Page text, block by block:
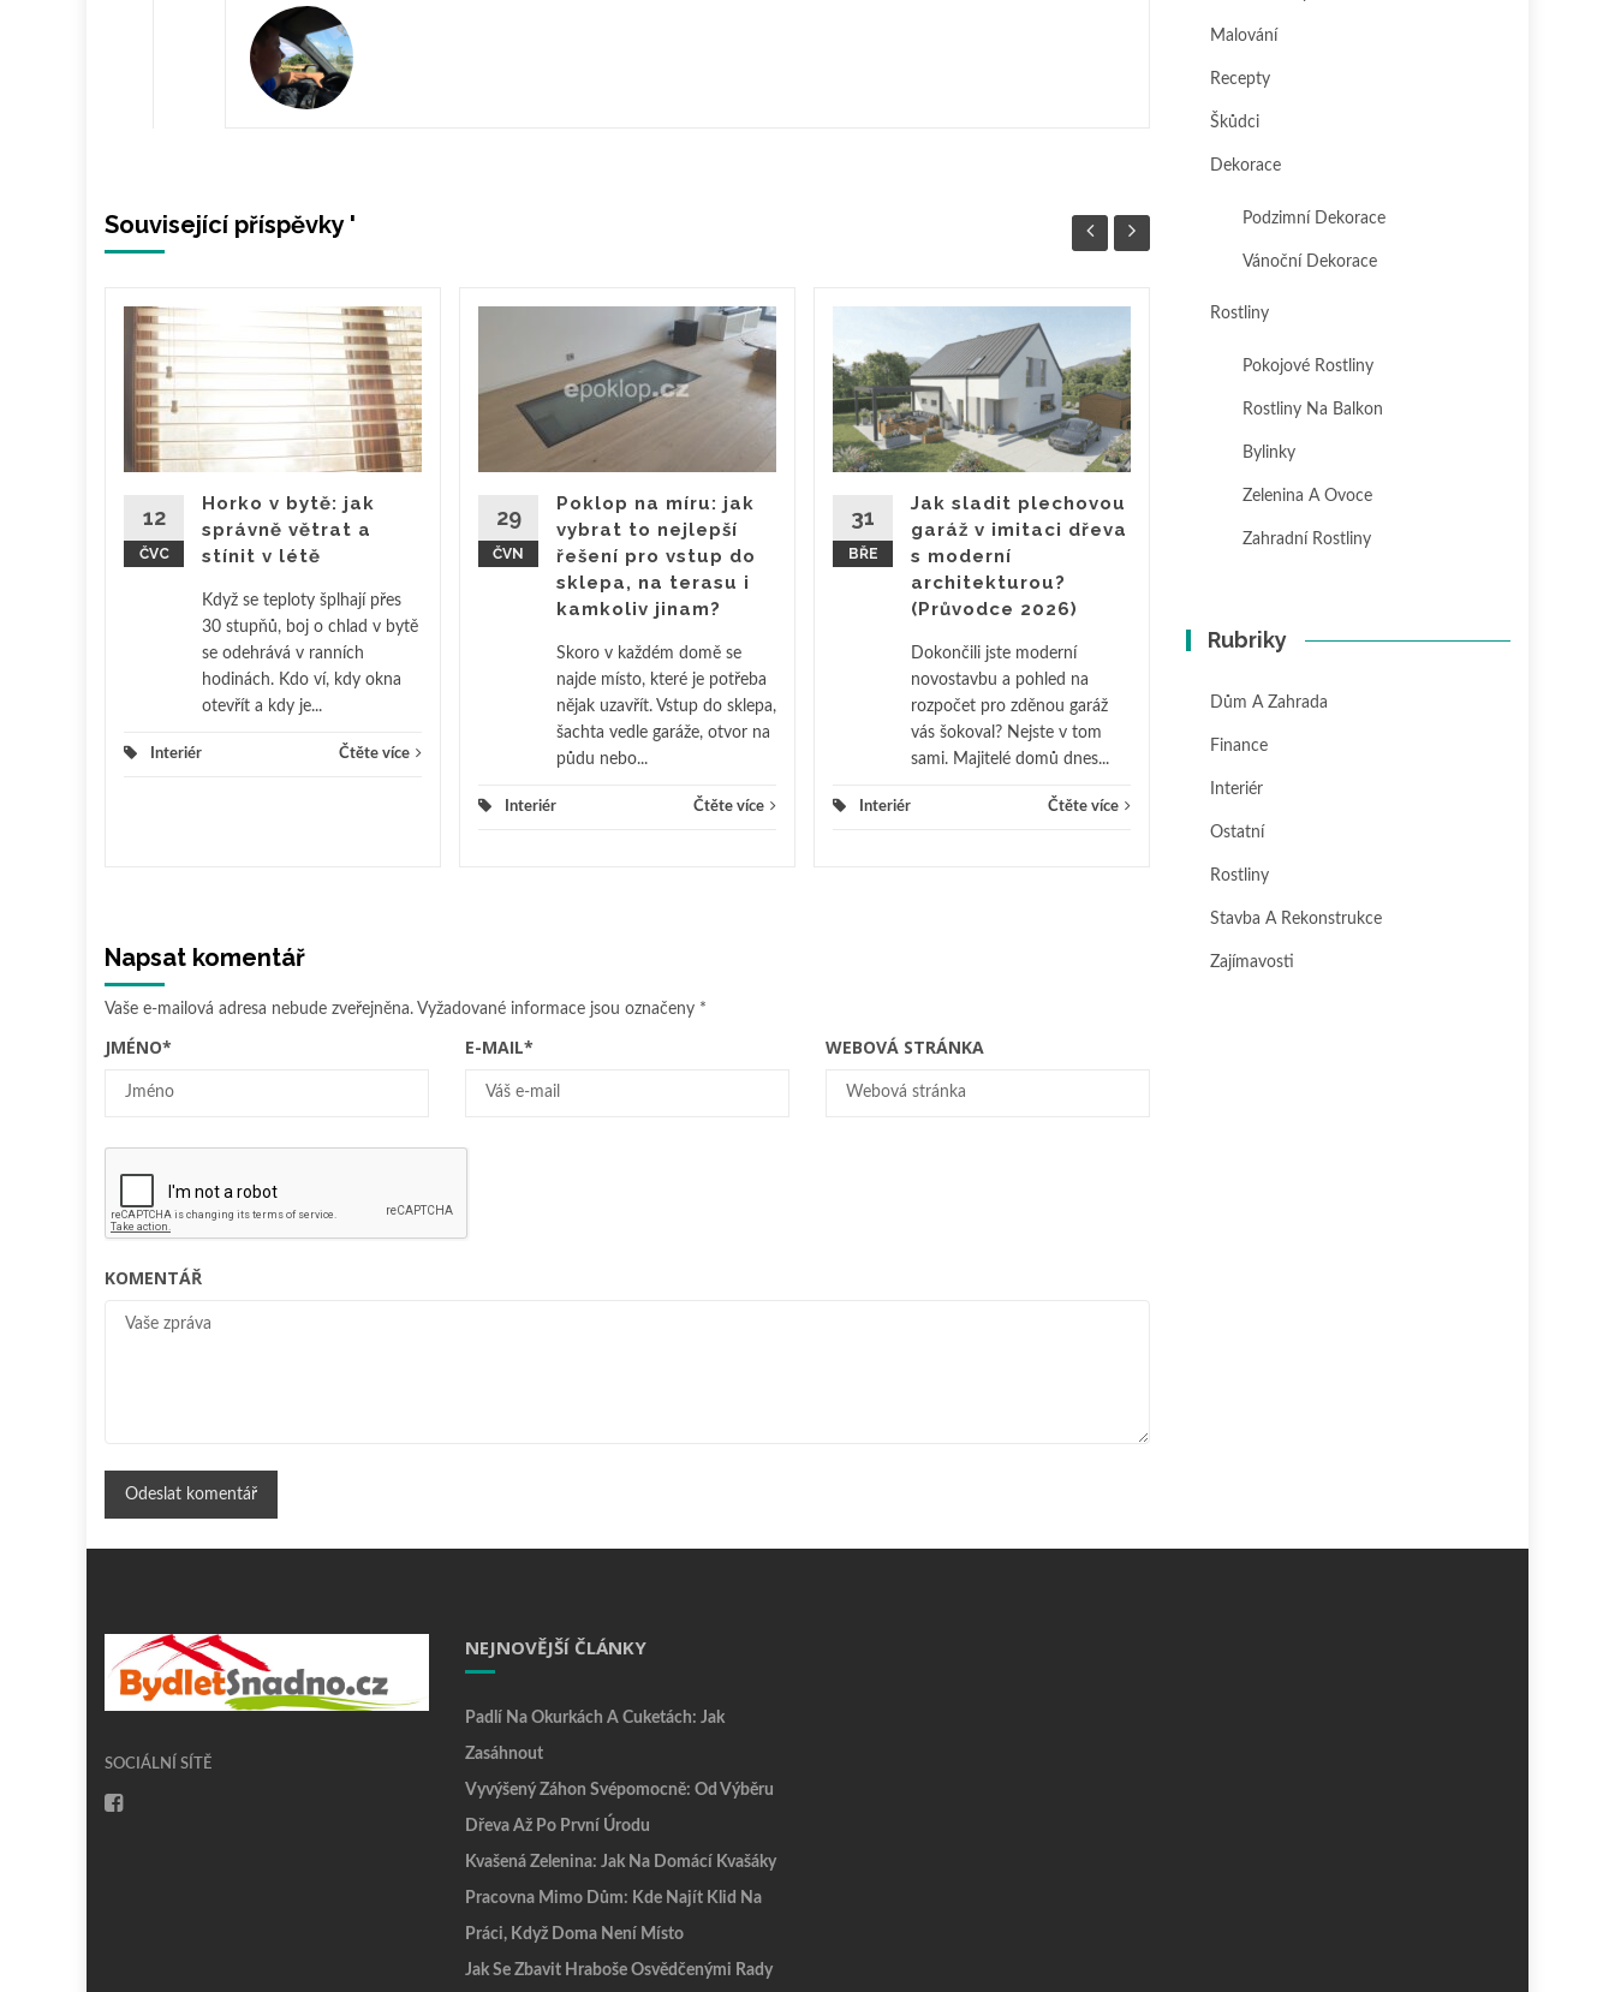
Související příspěvky '
12
ČVC
Horko v bytě: jak
správně větrat a
stínit v létě
Když se teploty šplhají přes
30 stupňů, boj o chlad v bytě
se odehrává v ranních
hodinách. Kdo ví, kdy okna
otevřít a kdy je...
Interiér Čtěte více
29
ČVN
Poklop na míru: jak
vybrat to nejlepší
řešení pro vstup do
sklepa, na terasu i
kamkoliv jinam?
Skoro v každém domě se
najde místo, které je potřeba
nějak uzavřít. Vstup do sklepa,
šachta vedle garáže, otvor na
půdu nebo...
Interiér Čtěte více
31
BŘE
Jak sladit plechovou
garáž v imitaci dřeva
s moderní
architekturou?
(Průvodce 2026)
Dokončili jste moderní
novostavbu a pohled na
rozpočet pro zděnou garáž
vás šokoval? Nejste v tom
sami. Majitelé domů dnes...
Interiér Čtěte více
interiéru:
útulnost v praxi
Skandinávský styl bydlení si
za poslední roky získal srdce
Jeho kouzlo spočívá v
Napsat komentář
Vaše e-mailová adresa nebude zveřejněna. Vyžadované informace jsou označeny *
JMÉNO* E-MAIL* WEBOVÁ STRÁNKA
KOMENTÁŘ
Malování
Recepty
Škůdci
Dekorace
Podzimní Dekorace
Vánoční Dekorace
Rostliny
Pokojové Rostliny
Rostliny Na Balkon
Bylinky
Zelenina A Ovoce
Zahradní Rostliny
Rubriky
Dům A Zahrada
Finance
Interiér
Ostatní
Rostliny
Stavba A Rekonstrukce
Zajímavosti
SOCIÁLNÍ SÍTĚ
NEJNOVĚJŠÍ ČLÁNKY
Padlí Na Okurkách A Cuketách: Jak
Zasáhnout
Vyvýšený Záhon Svépomocně: Od Výběru
Dřeva Až Po První Úrodu
Kvašená Zelenina: Jak Na Domácí Kvašáky
Pracovna Mimo Dům: Kde Najít Klid Na
Práci, Když Doma Není Místo
Jak Se Zbavit Hraboše Osvědčenými Rady